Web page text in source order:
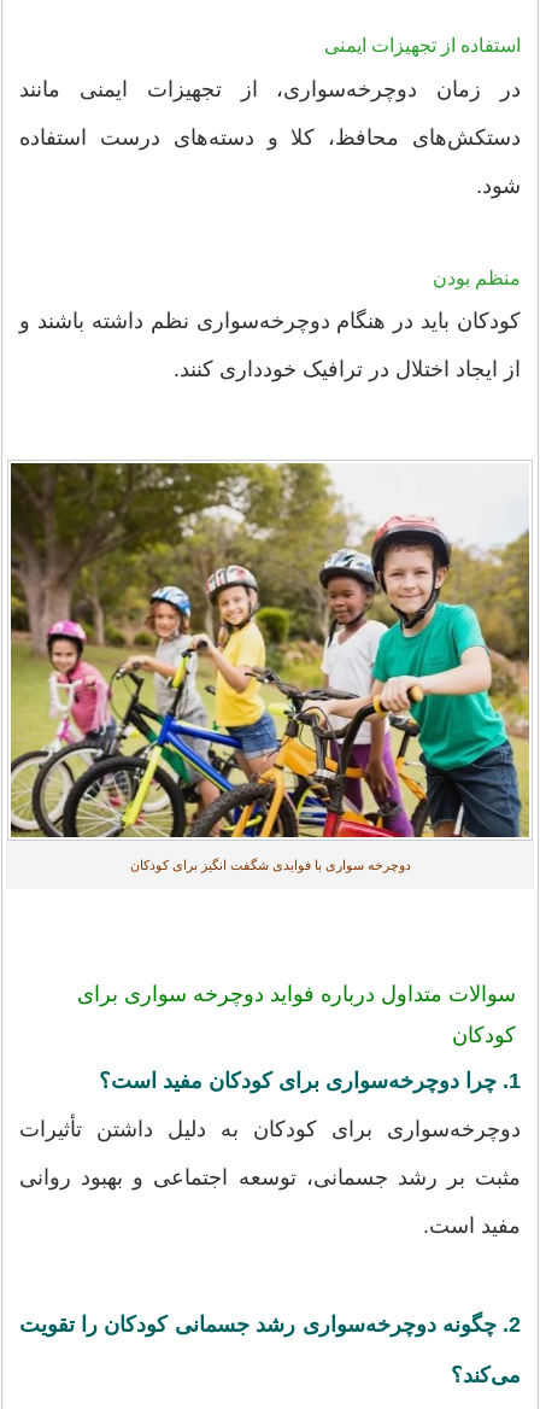
استفاده از تجهیزات ایمنی
در زمان دوچرخه‌سواری، از تجهیزات ایمنی مانند
دستکش‌های محافظ، کلا و دسته‌های درست استفاده
شود.
منظم بودن
کودکان باید در هنگام دوچرخه‌سواری نظم داشته باشند و
از ایجاد اختلال در ترافیک خودداری کنند.
دوچرخه سواری با فوایدی شگفت انگیز برای کودکان
سوالات متداول درباره فواید دوچرخه سواری برای
کودکان
1. چرا دوچرخه‌سواری برای کودکان مفید است؟
دوچرخه‌سواری برای کودکان به دلیل داشتن تأثیرات
مثبت بر رشد جسمانی، توسعه اجتماعی و بهبود روانی
مفید است.
2. چگونه دوچرخه‌سواری رشد جسمانی کودکان را تقویت
می‌کند؟